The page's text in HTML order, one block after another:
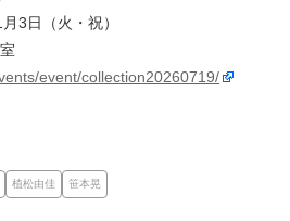
3日（火・祝）
event/collection20260719/
植松由佳 笹本晃